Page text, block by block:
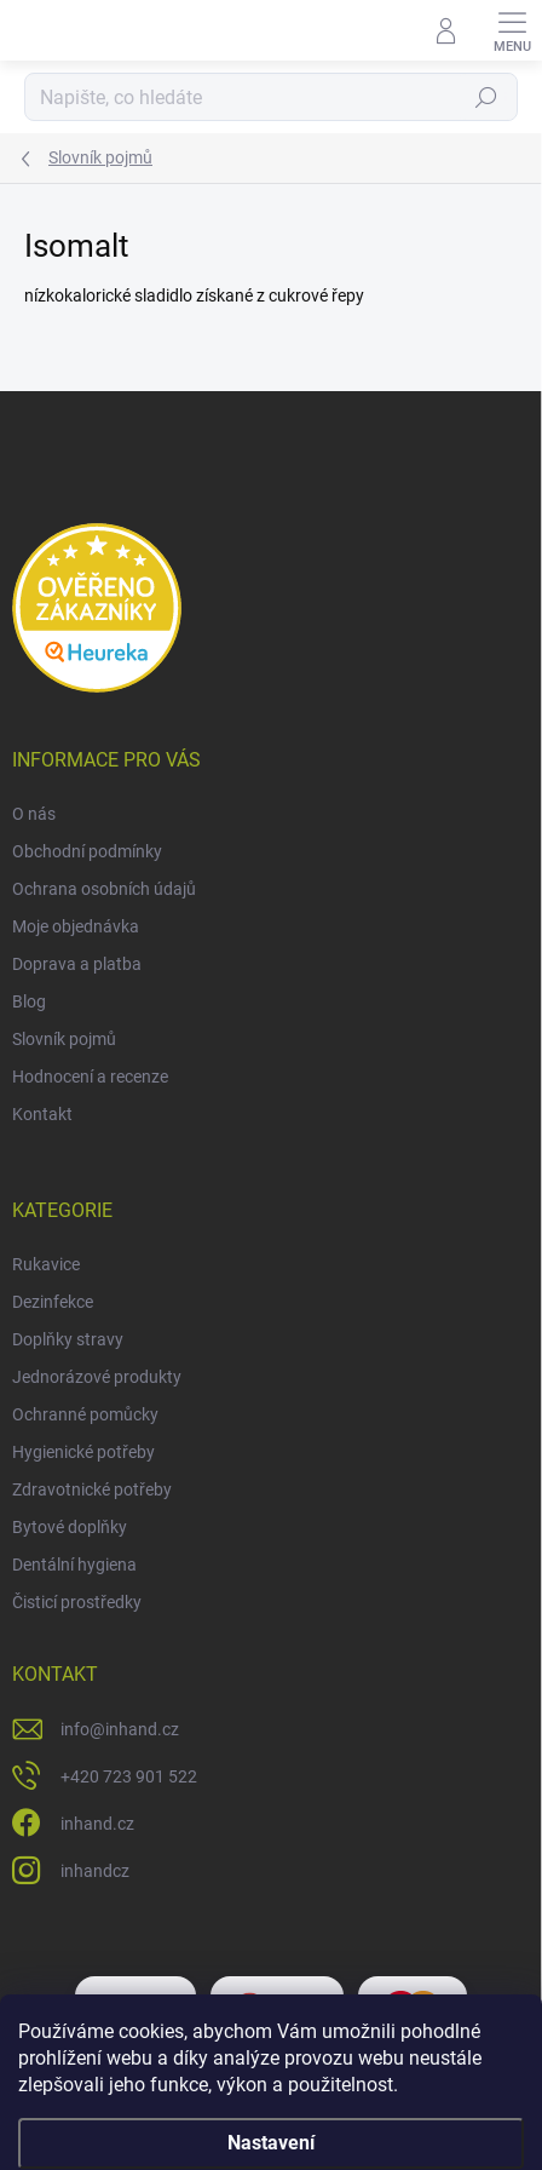
Používáme cookies, abychom Vám umožnili pohodlné
prohlížení webu a díky analýze provozu webu neustále
zlepšovali jeho funkce, výkon a použitelnost.
Nastavení
Hledat
Slovník pojmů
Isomalt
nízkokalorické sladidlo získané z cukrové řepy
INFORMACE PRO VÁS
O nás
Obchodní podmínky
Ochrana osobních údajů
Moje objednávka
Doprava a platba
Blog
Slovník pojmů
Hodnocení a recenze
Kontakt
KATEGORIE
Rukavice
Dezinfekce
Doplňky stravy
Jednorázové produkty
Ochranné pomůcky
Hygienické potřeby
Zdravotnické potřeby
Bytové doplňky
Dentální hygiena
Čisticí prostředky
KONTAKT
info@inhand.cz
+420 723 901 522
inhand.cz
inhandcz